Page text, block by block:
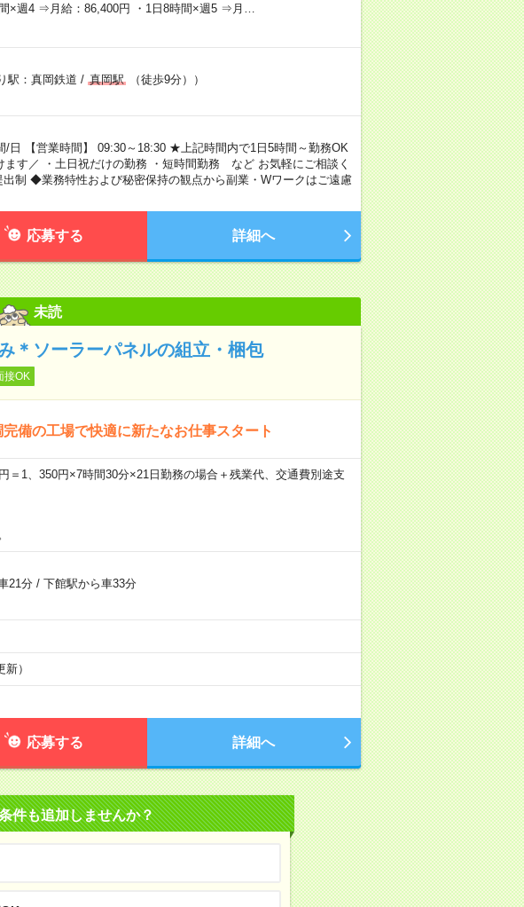
×週4 ⇒月給：86,400円 ・1日8時間×週5 ⇒月…
駅：真岡鉄道 / 真岡駅（徒歩9分））
/日 【営業時間】 09:30～18:30 ★上記時間内で1日5時間～勤務OK
ます／ ・土日祝だけの勤務 ・短時間勤務 など お気軽にご相談く
制 ◆業務特性および秘密保持の観点から副業・Wワークはご遠慮
応募する 詳細へ
未読
＊ソーラーパネルの組立・梱包
接OK
備の工場で快適に新たなお仕事スタート
＝1、350円×7時間30分×21日勤務の場合＋残業代、交通費別途支
21分/ 下館駅から車33分
）
応募する 詳細へ
件も追加しませんか？